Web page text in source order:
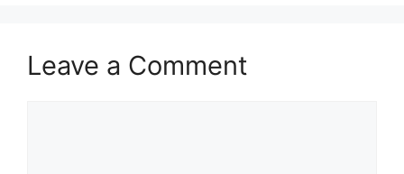
Leave a Comment